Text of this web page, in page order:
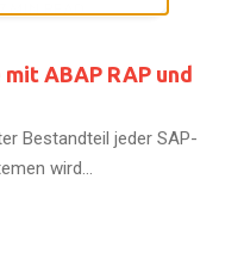
ABAP RAP und
Bestandteil jeder SAP-
wird...